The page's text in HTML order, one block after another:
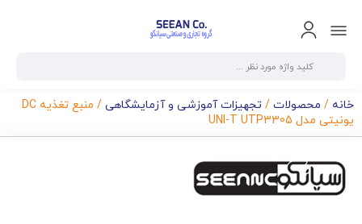
خانه / محصولات / تجهیزات آموزشی و آزمایشگاهی
/ منبع تغذیه DC
یونیتی مدل UNI-T UTP3305